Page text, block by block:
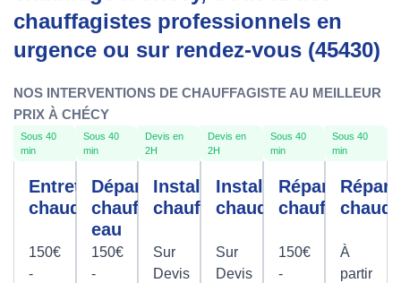
chauffagistes professionnels en
urgence ou sur rendez-vous (45430)
NOS INTERVENTIONS DE CHAUFFAGISTE AU MEILLEUR
PRIX À CHÉCY
Sous 40
min
Entretien
chaudière
150€
-
Sous 40
min
Dépannage
chauffe-
eau
150€
-
Devis en
2H
Installation
chauffage
Sur
Devis
Devis en
2H
Installation
chaudière
Sur
Devis
Sous 40
min
Réparation
chauffage
150€
-
Sous 40
min
À
partir